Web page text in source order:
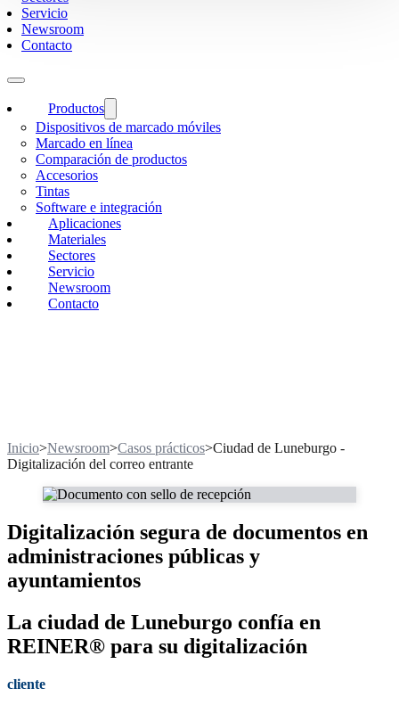
Servicio
Newsroom
Contacto
Productos
Dispositivos de marcado móviles
Marcado en línea
Comparación de productos
Accesorios
Tintas
Software e integración
Aplicaciones
Materiales
Sectores
Servicio
Newsroom
Contacto
Inicio>Newsroom>Casos prácticos>Ciudad de Luneburgo -
Digitalización del correo entrante
Digitalización segura de documentos en
administraciones públicas y
ayuntamientos
La ciudad de Luneburgo confía en
REINER® para su digitalización
cliente